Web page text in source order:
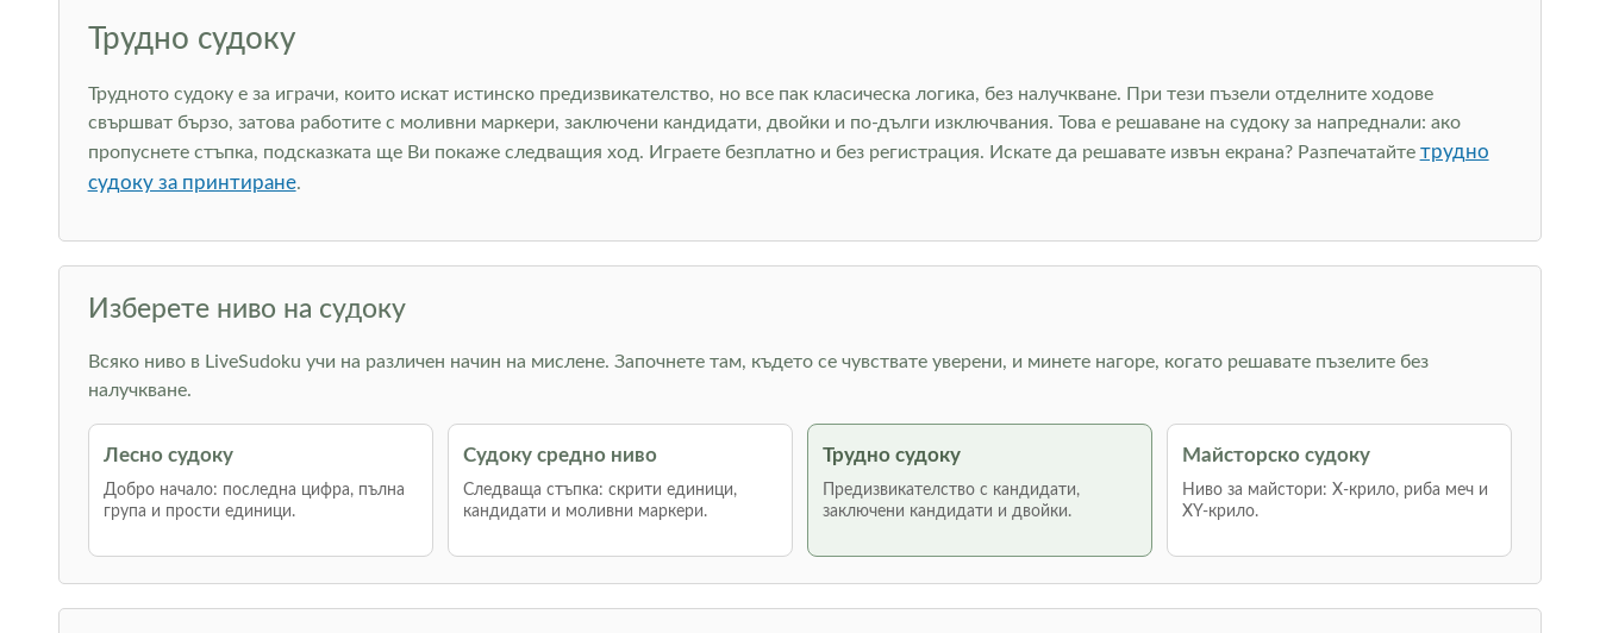
Трудно судоку
Трудното судоку е за играчи, които искат истинско предизвикателство, но все пак класическа логика, без налучкване. При тези пъзели отделните ходове
свършват бързо, затова работите с моливни маркери, заключени кандидати, двойки и по-дълги изключвания. Това е решаване на судоку за напреднали: ако
пропуснете стъпка, подсказката ще Ви покаже следващия ход. Играете безплатно и без регистрация. Искате да решавате извън екрана? Разпечатайте трудно
судоку за принтиране.
Изберете ниво на судоку
Всяко ниво в LiveSudoku учи на различен начин на мислене. Започнете там, където се чувствате уверени, и минете нагоре, когато решавате пъзелите без
налучкване.
Лесно судоку
Добро начало: последна цифра, пълна
група и прости единици.
Судоку средно ниво
Следваща стъпка: скрити единици,
кандидати и моливни маркери.
Трудно судоку
Предизвикателство с кандидати,
заключени кандидати и двойки.
Майсторско судоку
Ниво за майстори: Х-крило, риба меч и
XY-крило.